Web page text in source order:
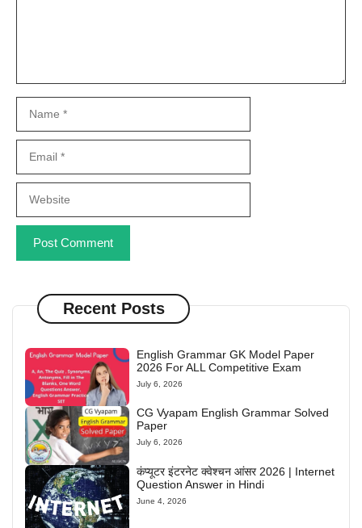
Recent Posts
English Grammar GK Model Paper
2026 For ALL Competitive Exam
July 6, 2026
CG Vyapam English Grammar Solved
Paper
July 6, 2026
कंप्यूटर इंटरनेट क्वेश्चन आंसर 2026 | Internet
Question Answer in Hindi
June 4, 2026